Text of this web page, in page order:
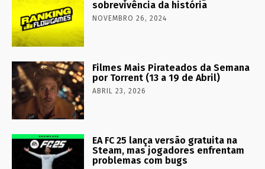
sobrevivência da história
NOVEMBRO 26, 2024
Filmes Mais Pirateados da Semana
por Torrent (13 a 19 de Abril)
ABRIL 23, 2026
EA FC 25 lança versão gratuita na
Steam, mas jogadores enfrentam
problemas com bugs